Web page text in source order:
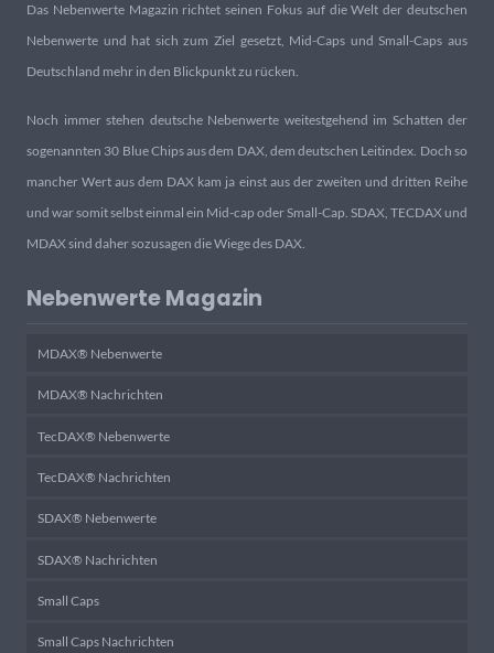
Das Nebenwerte Magazin richtet seinen Fokus auf die Welt der deutschen
Nebenwerte und hat sich zum Ziel gesetzt, Mid-Caps und Small-Caps aus
Deutschland mehr in den Blickpunkt zu rücken.
Noch immer stehen deutsche Nebenwerte weitestgehend im Schatten der
sogenannten 30 Blue Chips aus dem DAX, dem deutschen Leitindex. Doch so
mancher Wert aus dem DAX kam ja einst aus der zweiten und dritten Reihe
und war somit selbst einmal ein Mid-cap oder Small-Cap. SDAX, TECDAX und
MDAX sind daher sozusagen die Wiege des DAX.
Nebenwerte Magazin
MDAX® Nebenwerte
MDAX® Nachrichten
TecDAX® Nebenwerte
TecDAX® Nachrichten
SDAX® Nebenwerte
SDAX® Nachrichten
Small Caps
Small Caps Nachrichten